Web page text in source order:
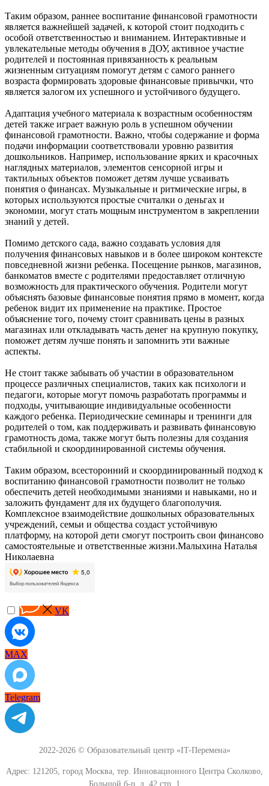
Таким образом, раннее воспитание финансовой грамотности
является важнейшей задачей, к которой стоит подходить с
особой ответственностью и вниманием. Интерактивные и
увлекательные методы обучения в ДОУ, активное участие
родителей и постоянная привязанность к реальным
жизненным ситуациям помогут детям с самого раннего
возраста формировать здоровые финансовые привычки, что
является залогом их успешного и устойчивого будущего.
Адаптация учебного материала к возрастным особенностям
детей также играет важную роль в успешном обучении
финансовой грамотности. Важно, чтобы содержание и форма
подачи информации соответствовали уровню развития
дошкольников. Например, использование ярких и красочных
наглядных материалов, элементов сенсорной игры и
тактильных объектов поможет детям лучше усваивать
понятия о финансах. Музыкальные и ритмические игры, в
которых используются простые считалки о деньгах и
экономии, могут стать мощным инструментом в закреплении
знаний у детей.
Помимо детского сада, важно создавать условия для
получения финансовых навыков и в более широком контексте
повседневной жизни ребенка. Посещение рынков, магазинов,
банкоматов вместе с родителями предоставляет отличную
возможность для практического обучения. Родители могут
объяснять базовые финансовые понятия прямо в момент, когда
ребенок видит их применение на практике. Простое
объяснение того, почему стоит сравнивать цены в разных
магазинах или откладывать часть денег на крупную покупку,
поможет детям лучше понять и запомнить эти важные
аспекты.
Не стоит также забывать об участии в образовательном
процессе различных специалистов, таких как психологи и
педагоги, которые могут помочь разработать программы и
подходы, учитывающие индивидуальные особенности
каждого ребенка. Периодические семинары и тренинги для
родителей о том, как поддерживать и развивать финансовую
грамотность дома, также могут быть полезны для создания
стабильной и скоординированной системы обучения.
Таким образом, всесторонний и скоординированный подход к
воспитанию финансовой грамотности позволит не только
обеспечить детей необходимыми знаниями и навыками, но и
заложить фундамент для их будущего благополучия.
Комплексное взаимодействие дошкольных образовательных
учреждений, семьи и общества создаст устойчивую
платформу, на которой дети смогут построить свои финансово
самостоятельные и ответственные жизни.Малыхина Наталья
Николаевна
VK
MAX
Telegram
2022-2026 © Образовательный центр «IT-Перемена»
Адрес: 121205, город Москва, тер. Инновационного Центра Сколково,
Большой б-р, д. 42 стр. 1